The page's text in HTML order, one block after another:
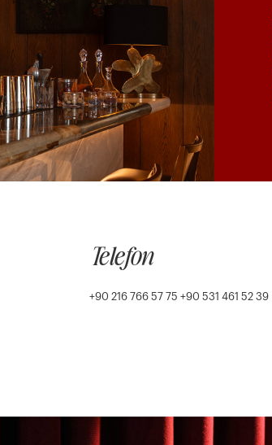
Telefon
+90 216 766 57 75 +90 531 461 52 39